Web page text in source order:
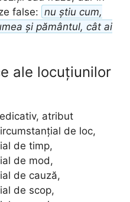
false: nu știu cum,
și pământul, cât ai
ale locuțiunilor
atribut
de loc,
de timp,
de mod,
de cauză,
de scop,